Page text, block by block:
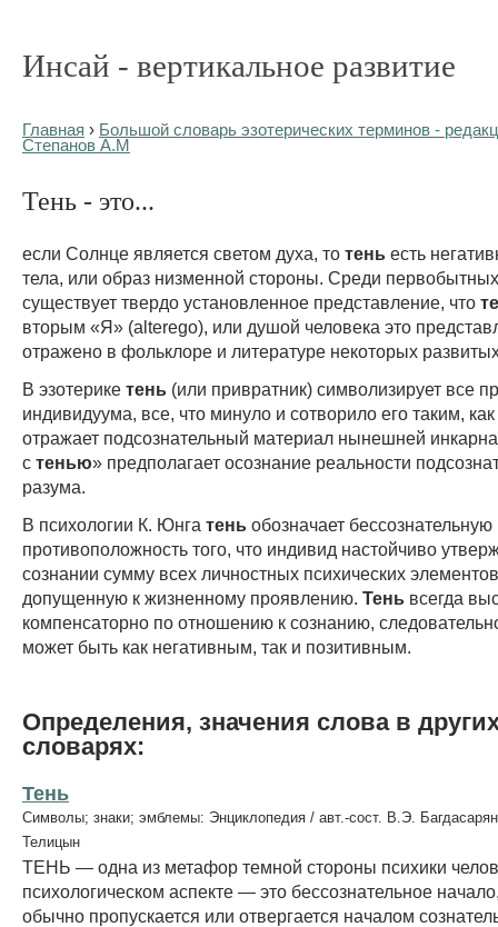
Инсай - вертикальное развитие
Главная › Большой словарь эзотерических терминов -
Степанов А.М
Тень - это...
если Солнце является светом духа, то тень есть
тела, или образ низменной стороны. Среди
существует твердо установленное представление, что
вторым «Я» (alterego), или душой человека это
отражено в фольклоре и литературе некоторых
В эзотерике тень (или привратник) символизирует все
индивидуума, все, что минуло и сотворило его таким,
отражает подсознательный материал нынешней
с тенью» предполагает осознание реальности
разума.
В психологии К. Юнга тень обозначает бессознательную
противоположность того, что индивид настойчиво
сознании сумму всех личностных психических
допущенную к жизненному проявлению. Тень всегда
компенсаторно по отношению к сознанию,
может быть как негативным, так и позитивным.
Определения, значения слова в
словарях:
Тень
Символы; знаки; эмблемы: Энциклопедия / авт.-сост. В.Э.
Телицын
ТЕНЬ — одна из метафор темной стороны психики
психологическом аспекте — это бессознательное
обычно пропускается или отвергается началом